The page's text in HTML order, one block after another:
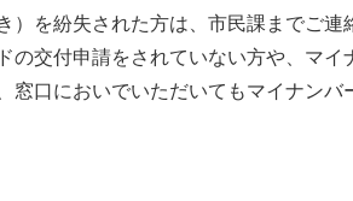
を紛失された方は、市民課までご連
の交付申請をされていない方や、マイ
窓口においでいただいてもマイナン